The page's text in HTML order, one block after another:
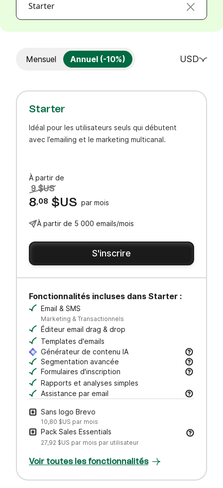
Starter
Mensuel Annuel (-10%) USD
Starter
Idéal pour les utilisateurs seuls qui débutent
avec l’emailing et le marketing multicanal.
À partir de
9 $US
8 ,08 $US par mois
À partir de 5 000 emails/mois
S'inscrire
Fonctionnalités incluses dans Starter :
Email & SMS
Marketing & Transactionnels
Éditeur email drag & drop
Templates d'emails
Générateur de contenu IA
Rédigez vos objets et contenus d’email, ajustez
Segmentation avancée
Recherchez, sauvegardez et gérez vos
Formulaires d'inscription
Créez des formulaires à votre image pour
Rapports et analyses simples
Assistance par email
Sans logo Brevo
10,80 $US par mois
Pack Sales Essentials
27,92 $US par mois par utilisateur
Voir toutes les fonctionnalités